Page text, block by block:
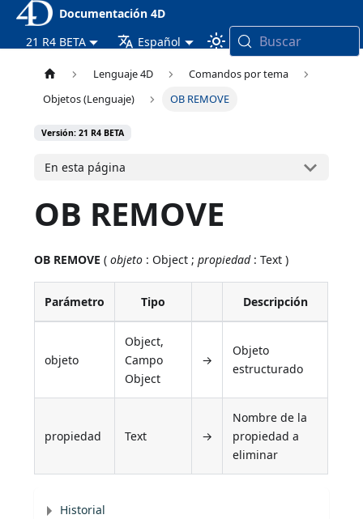
Documentación 4D
21 R4 BETA
Español Buscar
Lenguaje 4D
Comandos por tema
Objetos (Lenguaje)
OB REMOVE
Versión: 21 R4 BETA
En esta página
OB REMOVE
OB REMOVE (objeto : Object ;propiedad: Text )
Parámetro Tipo Descripción
objeto
Object,
Campo
Object
→
Objeto
estructurado
propiedad Text →
Nombre de la
propiedad a
eliminar
Historial